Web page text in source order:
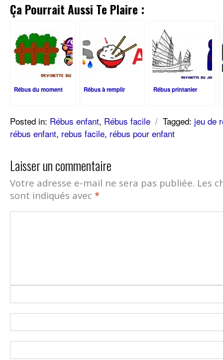
Ça Pourrait Aussi Te Plaire :
Rébus du moment Rébus à remplir Rébus printanier
Posted in: Rébus enfant, Rébus facile / Tagged: jeu de
rébus enfant, rebus facile, rébus pour enfant
Laisser un commentaire
Votre adresse e-mail ne sera pas publiée. Les
sont indiqués avec *